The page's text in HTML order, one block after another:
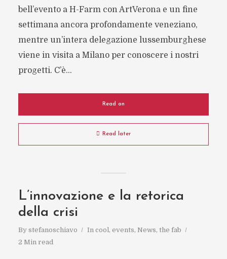
bell’evento a H-Farm con ArtVerona e un fine
settimana ancora profondamente veneziano,
mentre un’intera delegazione lussemburghese
viene in visita a Milano per conoscere i nostri
progetti. C’è...
Read on
Read later
L’innovazione e la retorica
della crisi
By stefanoschiavo In cool, events, News, the fab
2 Min read